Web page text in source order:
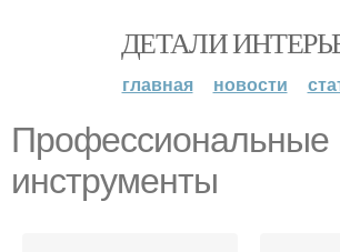
ДЕТАЛИ
главная новости
Профессиональные
инструменты